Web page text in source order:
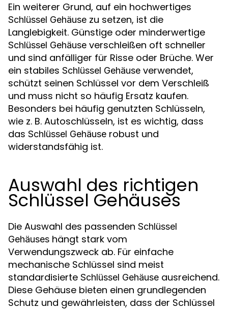
Ein weiterer Grund, auf ein hochwertiges
Schlüssel Gehäuse zu setzen, ist die
Langlebigkeit. Günstige oder minderwertige
Schlüssel Gehäuse verschleißen oft schneller
und sind anfälliger für Risse oder Brüche. Wer
ein stabiles Schlüssel Gehäuse verwendet,
schützt seinen Schlüssel vor dem Verschleiß
und muss nicht so häufig Ersatz kaufen.
Besonders bei häufig genutzten Schlüsseln,
wie z. B. Autoschlüsseln, ist es wichtig, dass
das Schlüssel Gehäuse robust und
widerstandsfähig ist.
Auswahl des richtigen
Schlüssel Gehäuses
Die Auswahl des passenden Schlüssel
Gehäuses hängt stark vom
Verwendungszweck ab. Für einfache
mechanische Schlüssel sind meist
standardisierte Schlüssel Gehäuse ausreichend.
Diese Gehäuse bieten einen grundlegenden
Schutz und gewährleisten, dass der Schlüssel